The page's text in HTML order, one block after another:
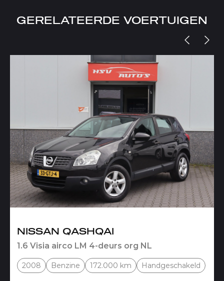
GERELATEERDE VOERTUIGEN
NISSAN QASHQAI
1.6 Visia airco LM 4-deurs org NL
2008 Benzine 172.000 km Handgeschakeld